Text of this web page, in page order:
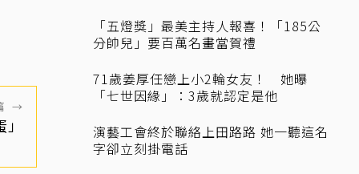
→
「五燈獎」最美主持人報喜！「185公
分帥兒」要百萬名畫當賀禮
71歲姜厚任戀上小2輪女友！ 她曝
「七世因緣」：3歲就認定是他
演藝工會終於聯絡上田路路 她一聽這名
字卻立刻掛電話